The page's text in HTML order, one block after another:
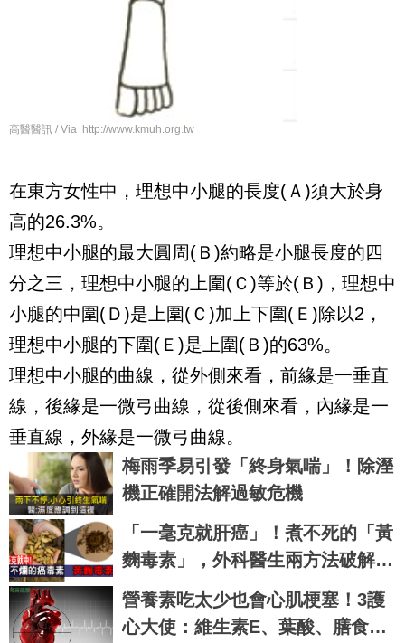
高醫醫訊 / Via http://www.kmuh.org.tw
在東方女性中，理想中小腿的長度(Ａ)須大於身
高的26.3%。
理想中小腿的最大圓周(Ｂ)約略是小腿長度的四
分之三，理想中小腿的上圍(Ｃ)等於(Ｂ)，理想中
小腿的中圍(Ｄ)是上圍(Ｃ)加上下圍(Ｅ)除以2，
理想中小腿的下圍(Ｅ)是上圍(Ｂ)的63%。
理想中小腿的曲線，從外側來看，前緣是一垂直
線，後緣是一微弓曲線，從後側來看，內緣是一
垂直線，外緣是一微弓曲線。
梅雨季易引發「終身氣喘」！除溼
機正確開法解過敏危機
「一毫克就肝癌」！煮不死的「黃
麴毒素」，外科醫生兩方法破解
「廚房五毒窟」！｜每日健康Heal
th
營養素吃太少也會心肌梗塞！3護
心大使：維生素E、葉酸、膳食纖